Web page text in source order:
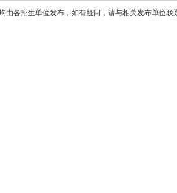
由各招生单位发布，如有疑问，请与相关发布单位